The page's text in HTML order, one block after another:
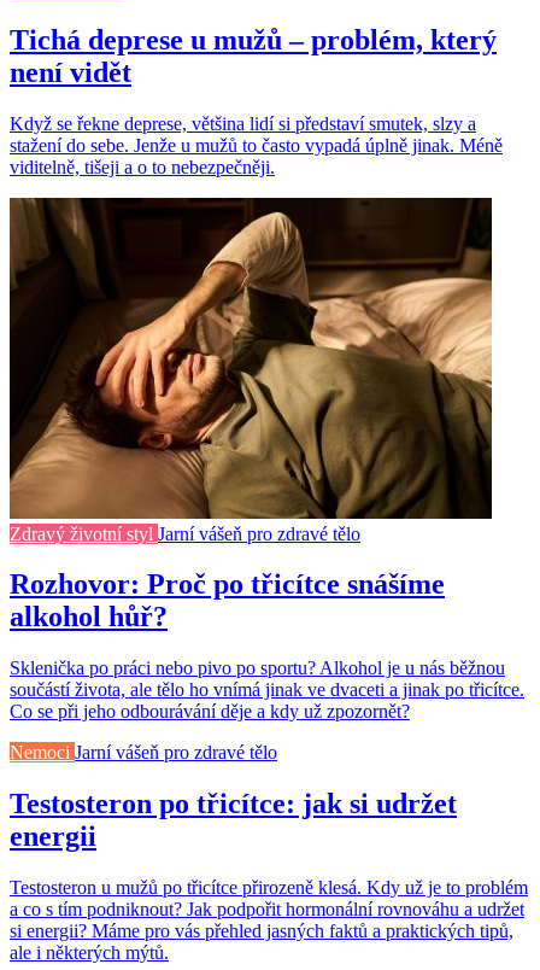
Tichá deprese u mužů – problém, který
není vidět
Když se řekne deprese, většina lidí si představí smutek, slzy a
stažení do sebe. Jenže u mužů to často vypadá úplně jinak. Méně
viditelně, tišeji a o to nebezpečněji.
Zdravý životní styl Jarní vášeň pro zdravé tělo
Rozhovor: Proč po třicítce snášíme
alkohol hůř?
Sklenička po práci nebo pivo po sportu? Alkohol je u nás běžnou
součástí života, ale tělo ho vnímá jinak ve dvaceti a jinak po třicítce.
Co se při jeho odbourávání děje a kdy už zpozornět?
Nemoci Jarní vášeň pro zdravé tělo
Testosteron po třicítce: jak si udržet
energii
Testosteron u mužů po třicítce přirozeně klesá. Kdy už je to problém
a co s tím podniknout? Jak podpořit hormonální rovnováhu a udržet
si energii? Máme pro vás přehled jasných faktů a praktických tipů,
ale i některých mýtů.